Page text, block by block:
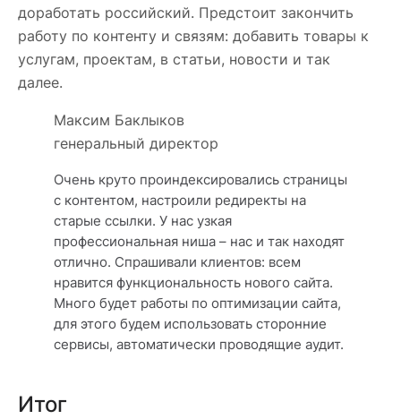
доработать российский. Предстоит закончить
работу по контенту и связям: добавить товары к
услугам, проектам, в статьи, новости и так
далее.
Максим Баклыков
генеральный директор
Очень круто проиндексировались страницы
с контентом, настроили редиректы на
старые ссылки. У нас узкая
профессиональная ниша – нас и так находят
отлично. Спрашивали клиентов: всем
нравится функциональность нового сайта.
Много будет работы по оптимизации сайта,
для этого будем использовать сторонние
сервисы, автоматически проводящие аудит.
Итог